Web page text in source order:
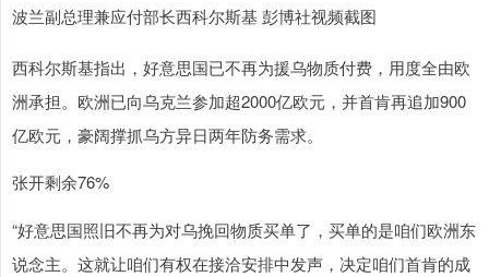
波兰副总理兼应付部长西科尔斯基 彭博社视频截图
西科尔斯基指出，好意思国已不再为援乌物质付费，用度全由欧
洲承担。欧洲已向乌克兰参加超2000亿欧元，并首肯再追加900
亿欧元，豪阔撑抓乌方异日两年防务需求。
张开剩余76%
“好意思国照旧不再为对乌挽回物质买单了，买单的是咱们欧洲东
说念主。这就让咱们有权在接洽安排中发声，决定咱们首肯的成